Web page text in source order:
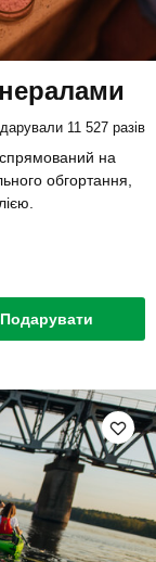
11 527 разів
на
обгортання,
Подарувати